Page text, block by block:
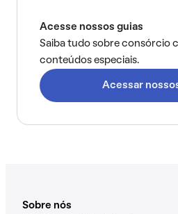
Acesse nossos guias
Saiba tudo sobre consórcio
conteúdos especiais.
Acessar
Sobre nós